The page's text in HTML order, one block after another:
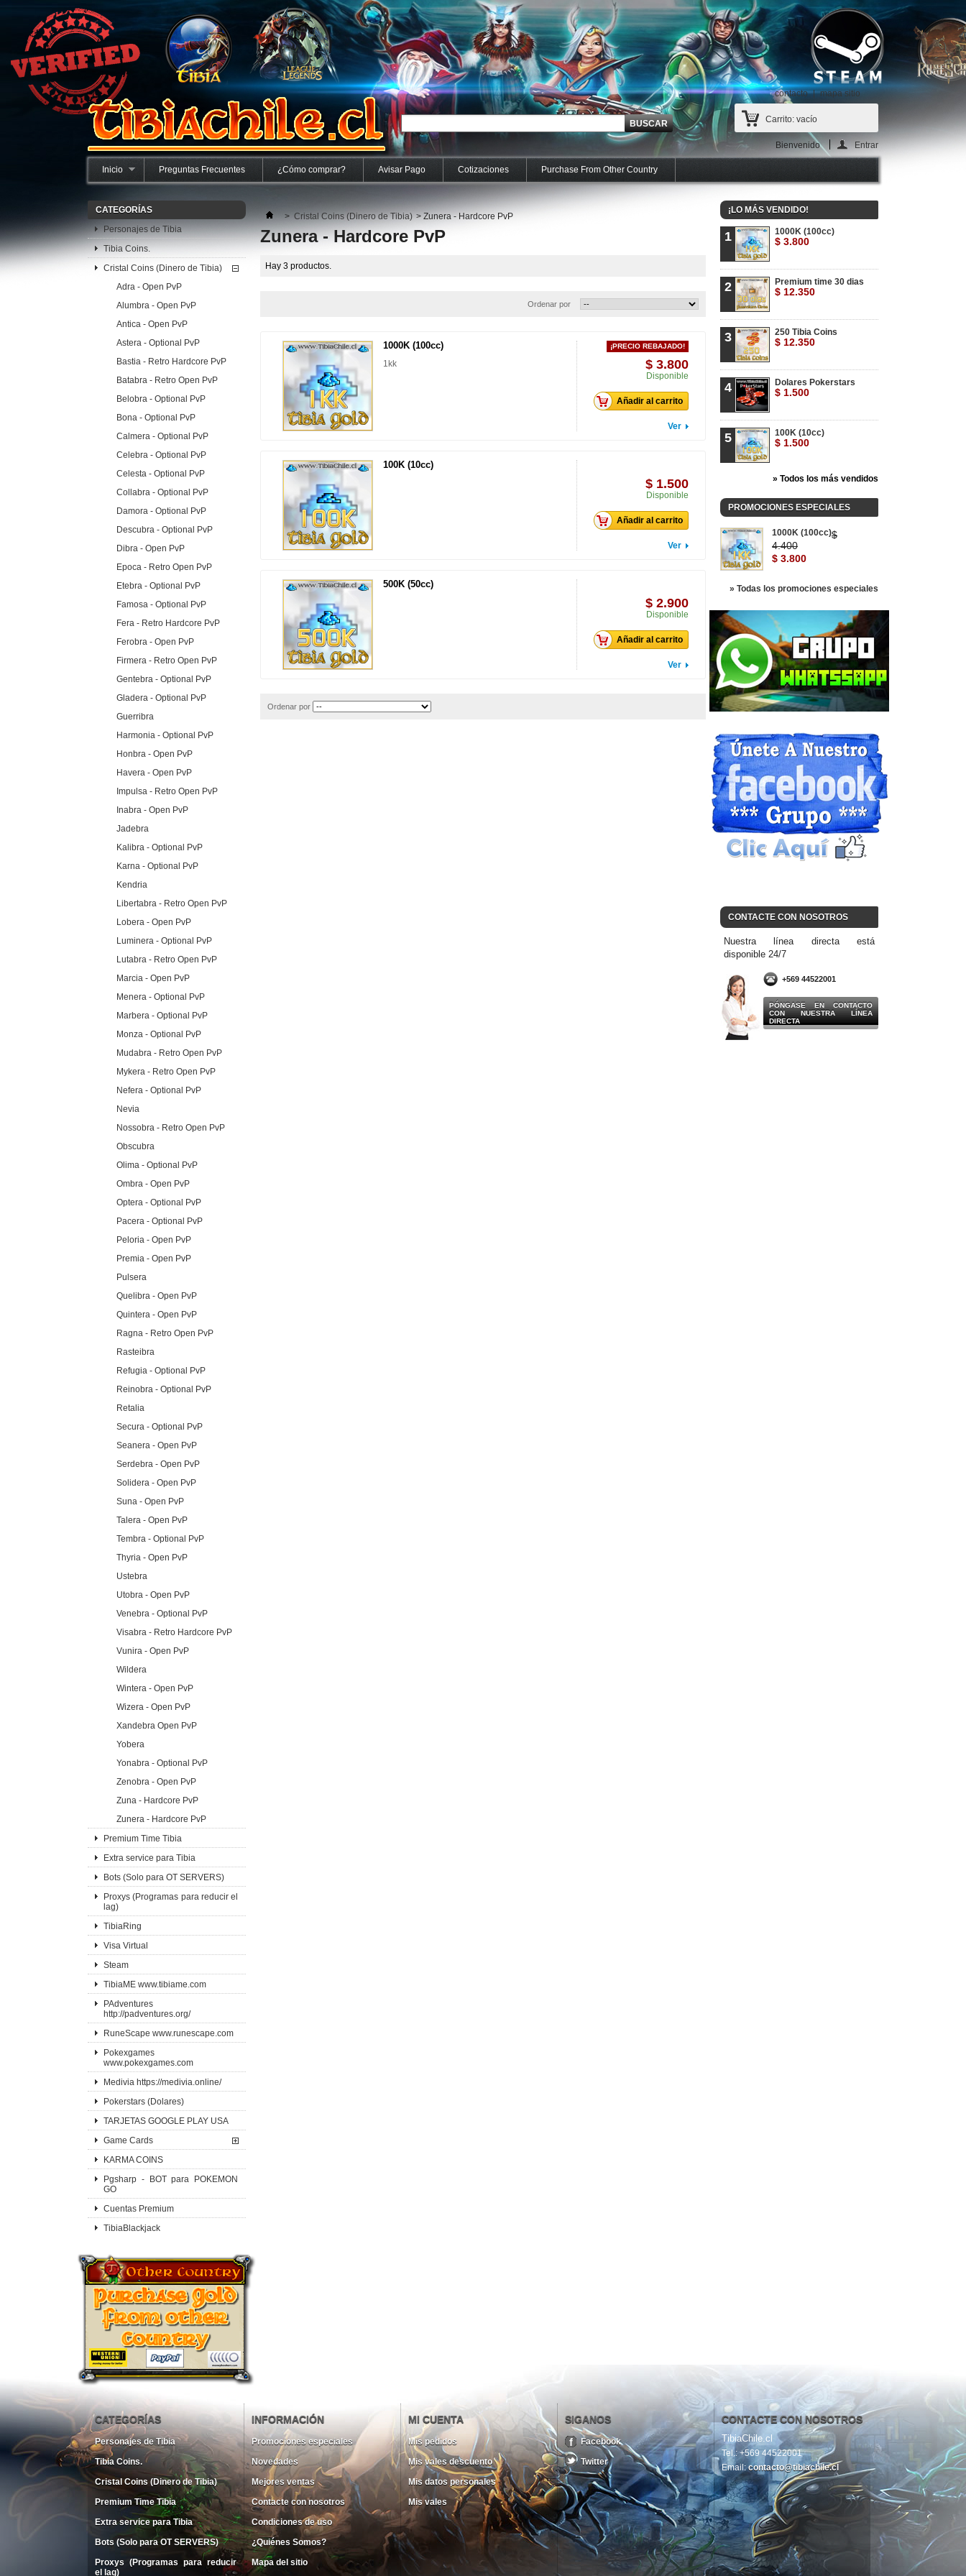
contacto mapa sitio
Carrito: vacío
Bienvenido Entrar
Inicio Preguntas Frecuentes ¿Cómo comprar? Avisar Pago Cotizaciones Purchase From Other Country
CATEGORÍAS
Personajes de Tibia
Tibia Coins.
Cristal Coins (Dinero de Tibia)
Adra - Open PvP
Alumbra - Open PvP
Antica - Open PvP
Astera - Optional PvP
Bastia - Retro Hardcore PvP
Batabra - Retro Open PvP
Belobra - Optional PvP
Bona - Optional PvP
Calmera - Optional PvP
Celebra - Optional PvP
Celesta - Optional PvP
Collabra - Optional PvP
Damora - Optional PvP
Descubra - Optional PvP
Dibra - Open PvP
Epoca - Retro Open PvP
Etebra - Optional PvP
Famosa - Optional PvP
Fera - Retro Hardcore PvP
Ferobra - Open PvP
Firmera - Retro Open PvP
Gentebra - Optional PvP
Gladera - Optional PvP
Guerribra
Harmonia - Optional PvP
Honbra - Open PvP
Havera - Open PvP
Impulsa - Retro Open PvP
Inabra - Open PvP
Jadebra
Kalibra - Optional PvP
Karna - Optional PvP
Kendria
Libertabra - Retro Open PvP
Lobera - Open PvP
Luminera - Optional PvP
Lutabra - Retro Open PvP
Marcia - Open PvP
Menera - Optional PvP
Marbera - Optional PvP
Monza - Optional PvP
Mudabra - Retro Open PvP
Mykera - Retro Open PvP
Nefera - Optional PvP
Nevia
Nossobra - Retro Open PvP
Obscubra
Olima - Optional PvP
Ombra - Open PvP
Optera - Optional PvP
Pacera - Optional PvP
Peloria - Open PvP
Premia - Open PvP
Pulsera
Quelibra - Open PvP
Quintera - Open PvP
Ragna - Retro Open PvP
Rasteibra
Refugia - Optional PvP
Reinobra - Optional PvP
Retalia
Secura - Optional PvP
Seanera - Open PvP
Serdebra - Open PvP
Solidera - Open PvP
Suna - Open PvP
Talera - Open PvP
Tembra - Optional PvP
Thyria - Open PvP
Ustebra
Utobra - Open PvP
Venebra - Optional PvP
Visabra - Retro Hardcore PvP
Vunira - Open PvP
Wildera
Wintera - Open PvP
Wizera - Open PvP
Xandebra Open PvP
Yobera
Yonabra - Optional PvP
Zenobra - Open PvP
Zuna - Hardcore PvP
Zunera - Hardcore PvP
Premium Time Tibia
Extra service para Tibia
Bots (Solo para OT SERVERS)
Proxys (Programas para reducir el
lag)
TibiaRing
Visa Virtual
Steam
TibiaME www.tibiame.com
PAdventures
http://padventures.org/
RuneScape www.runescape.com
Pokexgames
www.pokexgames.com
Medivia https://medivia.online/
Pokerstars (Dolares)
TARJETAS GOOGLE PLAY USA
Game Cards
KARMA COINS
Pgsharp - BOT para POKEMON
GO
Cuentas Premium
TibiaBlackjack
> Cristal Coins (Dinero de Tibia) > Zunera - Hardcore PvP
Zunera - Hardcore PvP
Hay 3 productos.
Ordenar por
1000K (100cc)
1kk
¡PRECIO REBAJADO!
$ 3.800
Disponible
Añadir al carrito
Ver
100K (10cc)
$ 1.500
Disponible
Añadir al carrito
Ver
500K (50cc)
$ 2.900
Disponible
Añadir al carrito
Ver
Ordenar por
¡LO MÁS VENDIDO!
1 1000K (100cc)
$ 3.800
2 Premium time 30 dias
$ 12.350
3 250 Tibia Coins
$ 12.350
4 Dolares Pokerstars
$ 1.500
5 100K (10cc)
$ 1.500
» Todos los más vendidos
PROMOCIONES ESPECIALES
1000K (100cc)$
4.400
$ 3.800
» Todas los promociones especiales
CONTACTE CON NOSOTROS
Nuestra línea directa está
disponible 24/7
+569 44522001
PÓNGASE EN CONTACTO
CON NUESTRA LÍNEA
DIRECTA
CATEGORÍAS
Personajes de Tibia
Tibia Coins.
Cristal Coins (Dinero de Tibia)
Premium Time Tibia
Extra service para Tibia
Bots (Solo para OT SERVERS)
Proxys (Programas para reducir
el lag)
INFORMACIÓN
Promociones especiales
Novedades
Mejores ventas
Contacte con nosotros
Condiciones de uso
¿Quiénes Somos?
Mapa del sitio
MI CUENTA
Mis pedidos
Mis vales descuento
Mis datos personales
Mis vales
SIGANOS
Facebook
Twitter
CONTACTE CON NOSOTROS
TibiaChile.cl
Tel.: +569 44522001
Email:contacto@tibiachile.cl